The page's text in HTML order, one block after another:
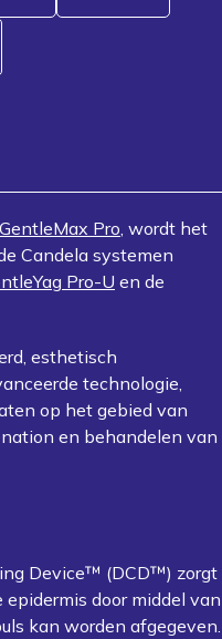
GentleMax Pro, wordt het
Candela systemen
Pro-U en de
esthetisch
technologie,
op het gebied van
en behandelen van
Device™ (DCD™) zorgt
door middel van
kan worden afgegeven.